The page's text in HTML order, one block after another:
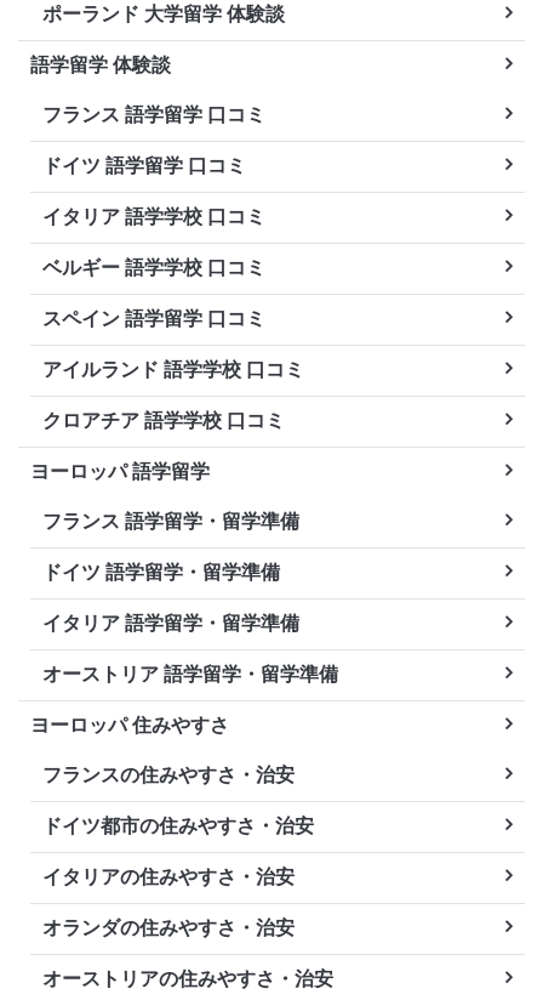
ポーランド 大学留学 体験談
語学留学 体験談
フランス 語学留学 口コミ
ドイツ 語学留学 口コミ
イタリア 語学学校 口コミ
ベルギー 語学学校 口コミ
スペイン 語学留学 口コミ
アイルランド 語学学校 口コミ
クロアチア 語学学校 口コミ
ヨーロッパ 語学留学
フランス 語学留学・留学準備
ドイツ 語学留学・留学準備
イタリア 語学留学・留学準備
オーストリア 語学留学・留学準備
ヨーロッパ 住みやすさ
フランスの住みやすさ・治安
ドイツ都市の住みやすさ・治安
イタリアの住みやすさ・治安
オランダの住みやすさ・治安
オーストリアの住みやすさ・治安